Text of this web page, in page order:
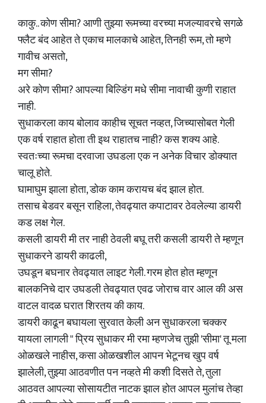
काकु.. कोण सीमा? आणी तुझ्या रूमच्या वरच्या मजल्यावरचे सगळे
फ्लैट बंद आहेत ते एकाच मालकाचे आहेत, तिनही रूम, तो म्हणे
गावीच असतो,
मग सीमा?
अरे कोण सीमा? आपल्या बिल्डिंग मधे सीमा नावाची कुणी राहात
नाही.
सुधाकरला काय बोलाव काहीच सूचत नव्हत, जिच्यासोबत गेली
एक वर्ष राहात होता ती इथ राहातच नाही? कस शक्य आहे.
स्वतःच्या रूमचा दरवाजा उघडला एक न अनेक विचार डोक्यात
चालू होते.
घामाघुम झाला होता, डोक काम करायच बंद झाल होत.
तसाच बेडवर बसून राहिला, तेवढ्यात कपाटावर ठेवलेल्या डायरी
कड लक्ष गेल.
कसली डायरी मी तर नाही ठेवली बघू तरी कसली डायरी ते म्हणून
सुधाकरने डायरी काढली,
उघडून बघनार तेवढ्यात लाइट गेली. गरम होत होत म्हणून
बालकनिचे दार उघडली तेवढ्यात एवढ जोराच वार आल की अस
वाटल वादळ घरात शिरतय की काय.
डायरी काढून बघायला सुरवात केली अन सुधाकरला चक्कर
यायला लागली " प्रिय सुधाकर मी रमा म्हणजेच तुझी 'सीमा' तू मला
ओळखले नाहीस, कसा ओळखशील आपन भेटूनच खुप वर्ष
झालेली, तुझ्या आठवणीत पन नव्हते मी कशी दिसते ते, तुला
आठवत आपल्या सोसायटीत नाटक झाल होत आपल मुलांच तेव्हा